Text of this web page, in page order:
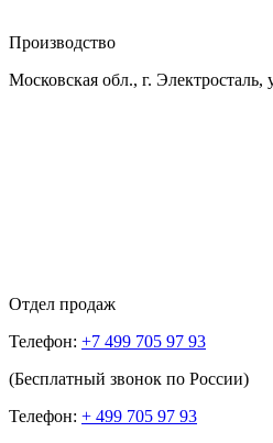
Производство
Московская обл., г. Электросталь,
Отдел продаж
Телефон: +7 499 705 97 93
(Бесплатный звонок по России)
Телефон: + 499 705 97 93